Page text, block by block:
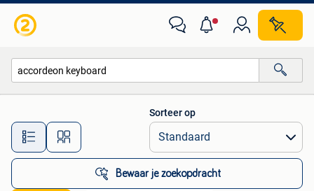
Alle afstanden…
Sorteer op
Bewaar je zoekopdracht